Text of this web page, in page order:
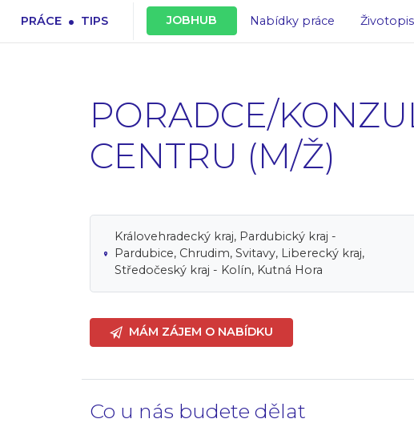
PRÁCE . TIPS JOBHUB Nabídky práce
PORADCE/
CENTRU (M/Ž)
Královehradecký kraj, Pardubický kraj -
Pardubice, Chrudim, Svitavy, Liberecký kraj,
Středočeský kraj - Kolín, Kutná Hora
MÁM ZÁJEM O NABÍDKU
Co u nás budete dělat